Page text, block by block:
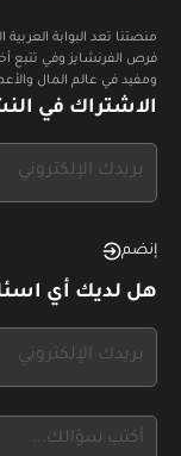
منصتنا تعد البوابة
فرص الفرنشايز وفي تتبع
ومفيد في عالم المال
الاشتراك في
this,
this
form
field
إنضم
هل لديك أي
this,